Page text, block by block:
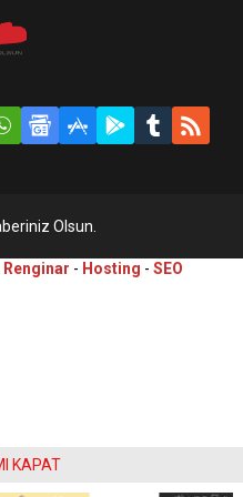
Olsun.
KAPAT
Renginar - Hosting - SEO